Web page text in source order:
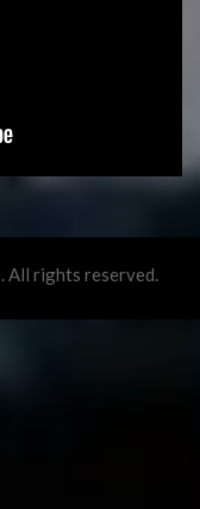
rights reserved.